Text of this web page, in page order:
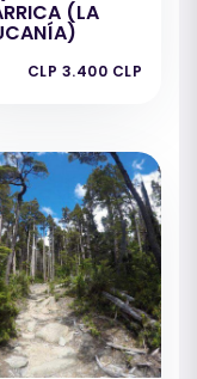
(LA
CLP 3.400 CLP